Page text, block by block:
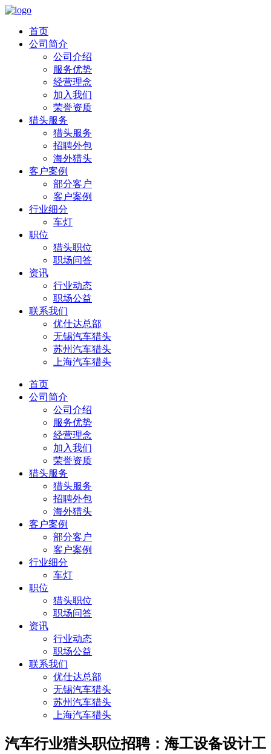
首页
公司简介
公司介绍
服务优势
经营理念
加入我们
荣誉资质
猎头服务
猎头服务
招聘外包
海外猎头
客户案例
部分客户
客户案例
行业细分
车灯
职位
猎头职位
职场问答
资讯
行业动态
职场公益
联系我们
优仕达总部
无锡汽车猎头
苏州汽车猎头
上海汽车猎头
首页
公司简介
公司介绍
服务优势
经营理念
加入我们
荣誉资质
猎头服务
猎头服务
招聘外包
海外猎头
客户案例
部分客户
客户案例
行业细分
车灯
职位
猎头职位
职场问答
资讯
行业动态
职场公益
联系我们
优仕达总部
无锡汽车猎头
苏州汽车猎头
上海汽车猎头
​汽车行业猎头职位招聘：海工设备设计工